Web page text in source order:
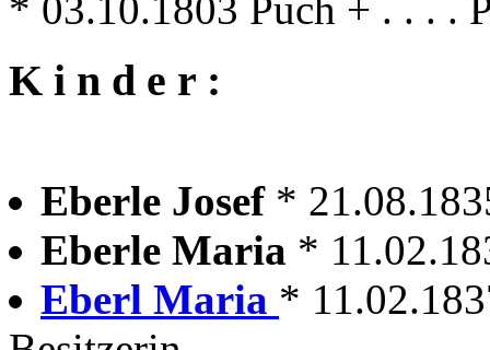
* 03.10.1803 Puch + . . . .
K i n d e r :
Eberle Josef *
Eberle Maria *
Eberl Maria *